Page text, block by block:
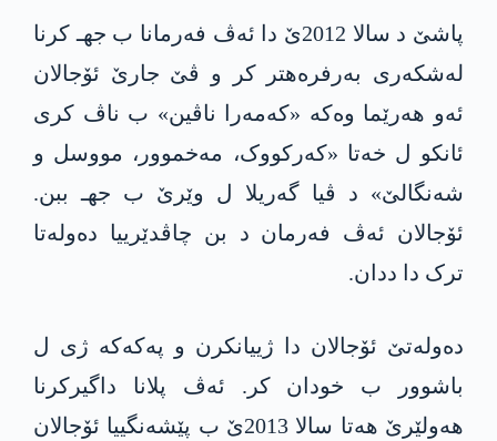
پاشێ د سالا 2012ێ دا ئەڤ فەرمانا ب جهـ کرنا
لەشکەری بەرفرەهتر کر و ڤێ جارێ ئۆجالان
ئەو هەرێما وەکە «كه‌مه‌را ناڤین» ب ناڤ کری
ئانكو ل خەتا «کەرکووک، مەخموور، مووسل و
شەنگالێ» د ڤیا گەریلا ل وێرێ ب جهـ ببن.
ئۆجالان ئەڤ فەرمان د بن چاڤدێرییا دەولەتا
ترک دا ددان.
دەولەتێ ئۆجالان دا ژییانکرن و په‌كه‌كە ژی ل
باشوور ب خودان کر. ئەڤ‌ پلانا داگیرکرنا
هەولێرێ هەتا سالا 2013ێ ب پێشەنگییا ئۆجالان